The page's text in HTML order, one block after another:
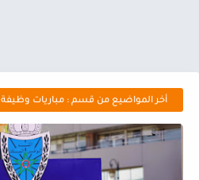
أخر المواضيع من قسم : مباريات وظيفة